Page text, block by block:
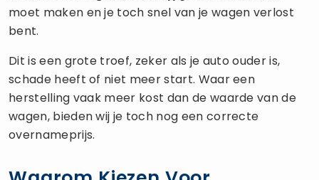
moet maken en je toch snel van je wagen verlost
bent.
Dit is een grote troef, zeker als je auto ouder is,
schade heeft of niet meer start. Waar een
herstelling vaak meer kost dan de waarde van de
wagen, bieden wij je toch nog een correcte
overnameprijs.